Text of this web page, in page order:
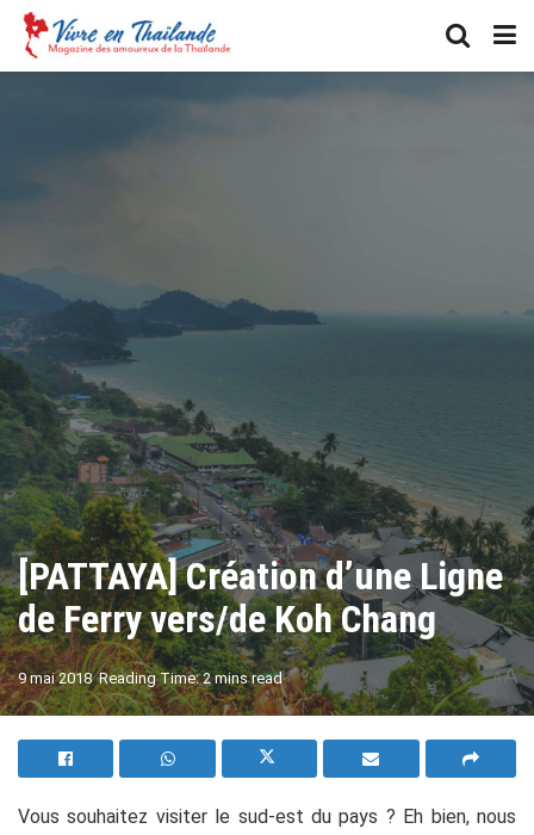
[PATTAYA] Création d’une Ligne
de Ferry vers/de Koh Chang
9 mai 2018 Reading Time: 2 mins read AA
Vous souhaitez visiter le sud-est du pays ? Eh bien, nous